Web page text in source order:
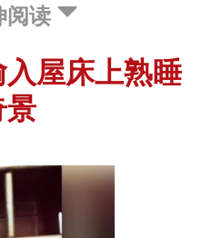
阅读
屋床上熟睡
景